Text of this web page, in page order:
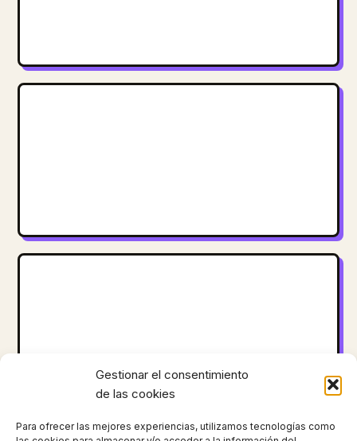
Gestionar el consentimiento
de las cookies
Para ofrecer las mejores experiencias, utilizamos tecnologías como